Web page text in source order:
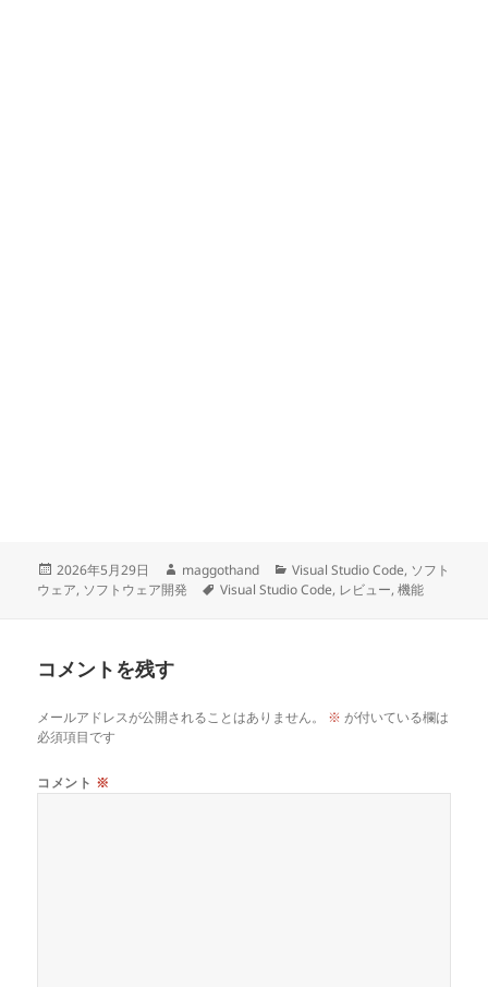
投
稿
2026年5月29日
作
成
maggothand
カ
テ
Visual Studio Code, ソフト
ウェア, ソフトウェア開発
タ
Visual Studio Code, レビュー,機能
コメントを残す
メールアドレスが公開されることはありません。 ※ が付いている欄は
必須項目です
コメント ※